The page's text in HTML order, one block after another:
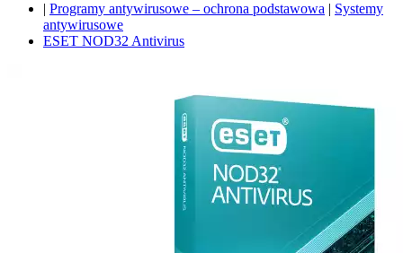
| Programy antywirusowe – ochrona podstawowa | Systemy
antywirusowe
ESET NOD32 Antivirus